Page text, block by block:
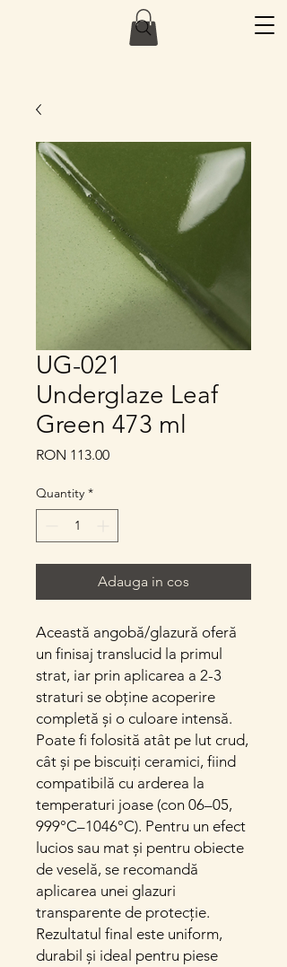
UG-021
Underglaze Leaf
Green 473 ml
RON 113.00Price
Quantity *
Adauga in cos
Această angobă/glazură oferă
un finisaj translucid la primul
strat, iar prin aplicarea a 2-3
straturi se obține acoperire
completă și o culoare intensă.
Poate fi folosită atât pe lut crud,
cât și pe biscuiți ceramici, fiind
compatibilă cu arderea la
temperaturi joase (con 06–05,
999°C–1046°C). Pentru un efect
lucios sau mat și pentru obiecte
de veselă, se recomandă
aplicarea unei glazuri
transparente de protecție.
Rezultatul final este uniform,
durabil și ideal pentru piese